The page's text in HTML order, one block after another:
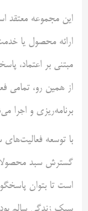
این مجموعه معتقد
ارائه محصول یا
مبتنی بر اعتماد،
از همین رو، تمامی
برنامه‌ریزی و اجرا
با توسعه فعالیت‌های
گسترش سبد
است تا بتوان